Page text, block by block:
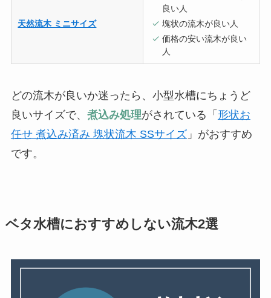
天然流木 ミニサイズ
良い人
塊状の流木が良い人
価格の安い流木が良い
人
どの流木が良いか迷ったら、小型水槽にちょうど
良いサイズで、 煮込み処理がされている「 形状お
任せ 煮込み済み 塊状流木 SSサイズ」がおすすめ
です。
ベタ水槽におすすめしない流木2選